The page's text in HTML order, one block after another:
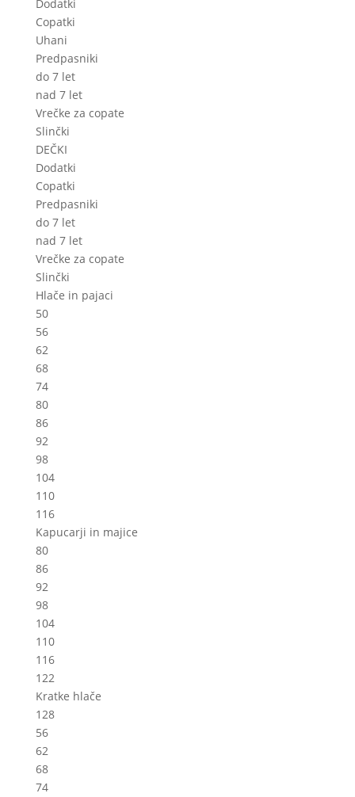
Dodatki
Copatki
Uhani
Predpasniki
do 7 let
nad 7 let
Vrečke za copate
Slinčki
DEČKI
Dodatki
Copatki
Predpasniki
do 7 let
nad 7 let
Vrečke za copate
Slinčki
Hlače in pajaci
50
56
62
68
74
80
86
92
98
104
110
116
Kapucarji in majice
80
86
92
98
104
110
116
122
Kratke hlače
128
56
62
68
74